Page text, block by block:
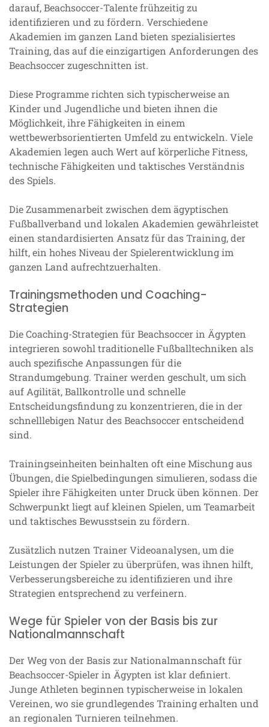
darauf, Beachsoccer-Talente frühzeitig zu
identifizieren und zu fördern. Verschiedene
Akademien im ganzen Land bieten spezialisiertes
Training, das auf die einzigartigen Anforderungen des
Beachsoccer zugeschnitten ist.
Diese Programme richten sich typischerweise an
Kinder und Jugendliche und bieten ihnen die
Möglichkeit, ihre Fähigkeiten in einem
wettbewerbsorientierten Umfeld zu entwickeln. Viele
Akademien legen auch Wert auf körperliche Fitness,
technische Fähigkeiten und taktisches Verständnis
des Spiels.
Die Zusammenarbeit zwischen dem ägyptischen
Fußballverband und lokalen Akademien gewährleistet
einen standardisierten Ansatz für das Training, der
hilft, ein hohes Niveau der Spielerentwicklung im
ganzen Land aufrechtzuerhalten.
Trainingsmethoden und Coaching-
Strategien
Die Coaching-Strategien für Beachsoccer in Ägypten
integrieren sowohl traditionelle Fußballtechniken als
auch spezifische Anpassungen für die
Strandumgebung. Trainer werden geschult, um sich
auf Agilität, Ballkontrolle und schnelle
Entscheidungsfindung zu konzentrieren, die in der
schnelllebigen Natur des Beachsoccer entscheidend
sind.
Trainingseinheiten beinhalten oft eine Mischung aus
Übungen, die Spielbedingungen simulieren, sodass die
Spieler ihre Fähigkeiten unter Druck üben können. Der
Schwerpunkt liegt auf kleinen Spielen, um Teamarbeit
und taktisches Bewusstsein zu fördern.
Zusätzlich nutzen Trainer Videoanalysen, um die
Leistungen der Spieler zu überprüfen, was ihnen hilft,
Verbesserungsbereiche zu identifizieren und ihre
Strategien entsprechend zu verfeinern.
Wege für Spieler von der Basis bis zur
Nationalmannschaft
Der Weg von der Basis zur Nationalmannschaft für
Beachsoccer-Spieler in Ägypten ist klar definiert.
Junge Athleten beginnen typischerweise in lokalen
Vereinen, wo sie grundlegendes Training erhalten und
an regionalen Turnieren teilnehmen.